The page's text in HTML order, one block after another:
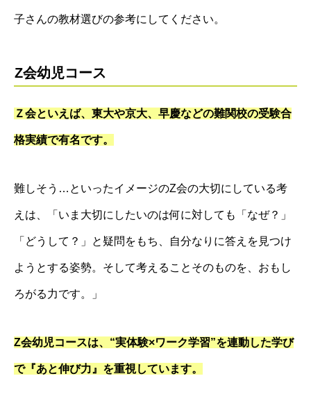
子さんの教材選びの参考にしてください。
Z会幼児コース
Ｚ会といえば、東大や京大、早慶などの難関校の受験合
格実績で有名です。
難しそう…といったイメージのZ会の大切にしている考
えは、「いま大切にしたいのは何に対しても「なぜ？」
「どうして？」と疑問をもち、自分なりに答えを見つけ
ようとする姿勢。そして考えることそのものを、おもし
ろがる力です。」
Z会幼児コースは、“実体験×ワーク学習”を連動した学び
で『あと伸び力』を重視しています。